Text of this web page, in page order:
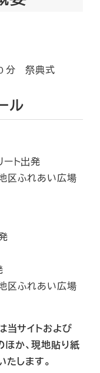
典式
ル
ト出発
区ふれあい広場
区ふれあい広場
当サイトおよび
か、現地貼り紙
たします。